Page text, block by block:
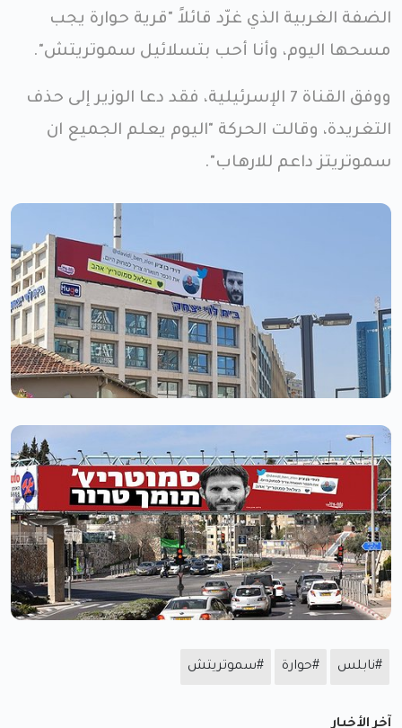
الضفة الغربية الذي غرّد قائلاً "قرية حوارة يجب
مسحها اليوم، وأنا أحب بتسلائيل سموتريتش".
ووفق القناة 7 الإسرئيلية، فقد دعا الوزير إلى حذف
التغريدة، وقالت الحركة "اليوم يعلم الجميع ان
سموتريتز داعم للارهاب".
#نابلس #حوارة #سموتريتش
آخر الأخبار